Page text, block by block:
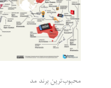
محبوب‌ترین برند مد